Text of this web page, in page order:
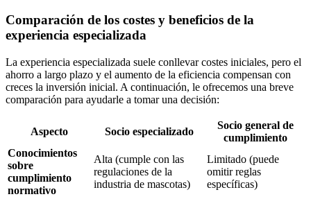
Comparación de los costes y beneficios de la
experiencia especializada
La experiencia especializada suele conllevar costes iniciales, pero el
ahorro a largo plazo y el aumento de la eficiencia compensan con
creces la inversión inicial. A continuación, le ofrecemos una breve
comparación para ayudarle a tomar una decisión:
Aspecto Socio especializado
Socio general de
cumplimiento
Conocimientos
sobre
cumplimiento
normativo
Alta (cumple con las
regulaciones de la
industria de mascotas)
Limitado (puede
omitir reglas
específicas)